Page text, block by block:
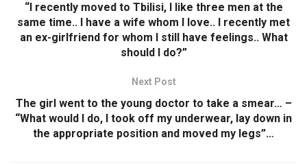
“I recently moved to Tbilisi, I like three men at the
same time.. I have a wife whom I love.. I recently met
an ex-girlfriend for whom I still have feelings.. What
should I do?”
Next Post
The girl went to the young doctor to take a smear… –
“What would I do, I took off my underwear, lay down in
the appropriate position and moved my legs”…